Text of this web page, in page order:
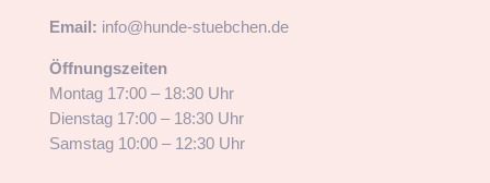
Email: info@hunde-stuebchen.de
Öffnungszeiten
Montag 17:00 – 18:30 Uhr
Dienstag 17:00 – 18:30 Uhr
Samstag 10:00 – 12:30 Uhr